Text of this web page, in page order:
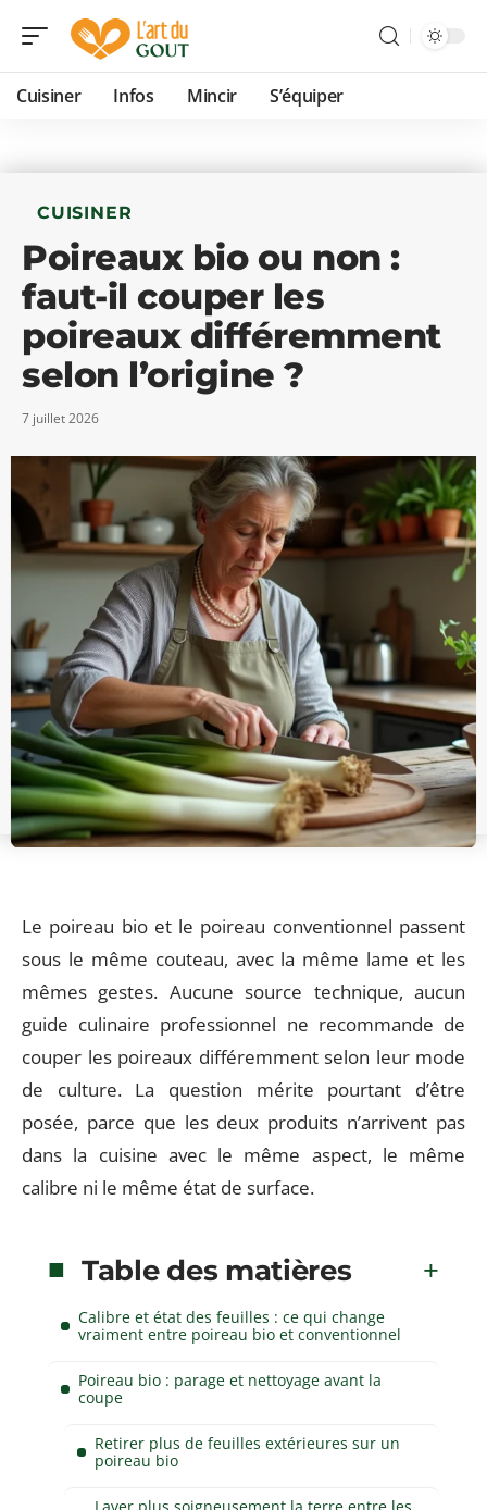
Cuisiner Infos Mincir S’équiper
CUISINER
Poireaux bio ou non :
faut-il couper les
poireaux différemment
selon l’origine ?
7 juillet 2026
Le poireau bio et le poireau conventionnel passent
sous le même couteau, avec la même lame et les
mêmes gestes. Aucune source technique, aucun
guide culinaire professionnel ne recommande de
couper les poireaux différemment selon leur mode
de culture. La question mérite pourtant d’être
posée, parce que les deux produits n’arrivent pas
dans la cuisine avec le même aspect, le même
calibre ni le même état de surface.
Table des matières
Calibre et état des feuilles : ce qui change
vraiment entre poireau bio et conventionnel
Poireau bio : parage et nettoyage avant la
coupe
Retirer plus de feuilles extérieures sur un
poireau bio
Laver plus soigneusement la terre entre les